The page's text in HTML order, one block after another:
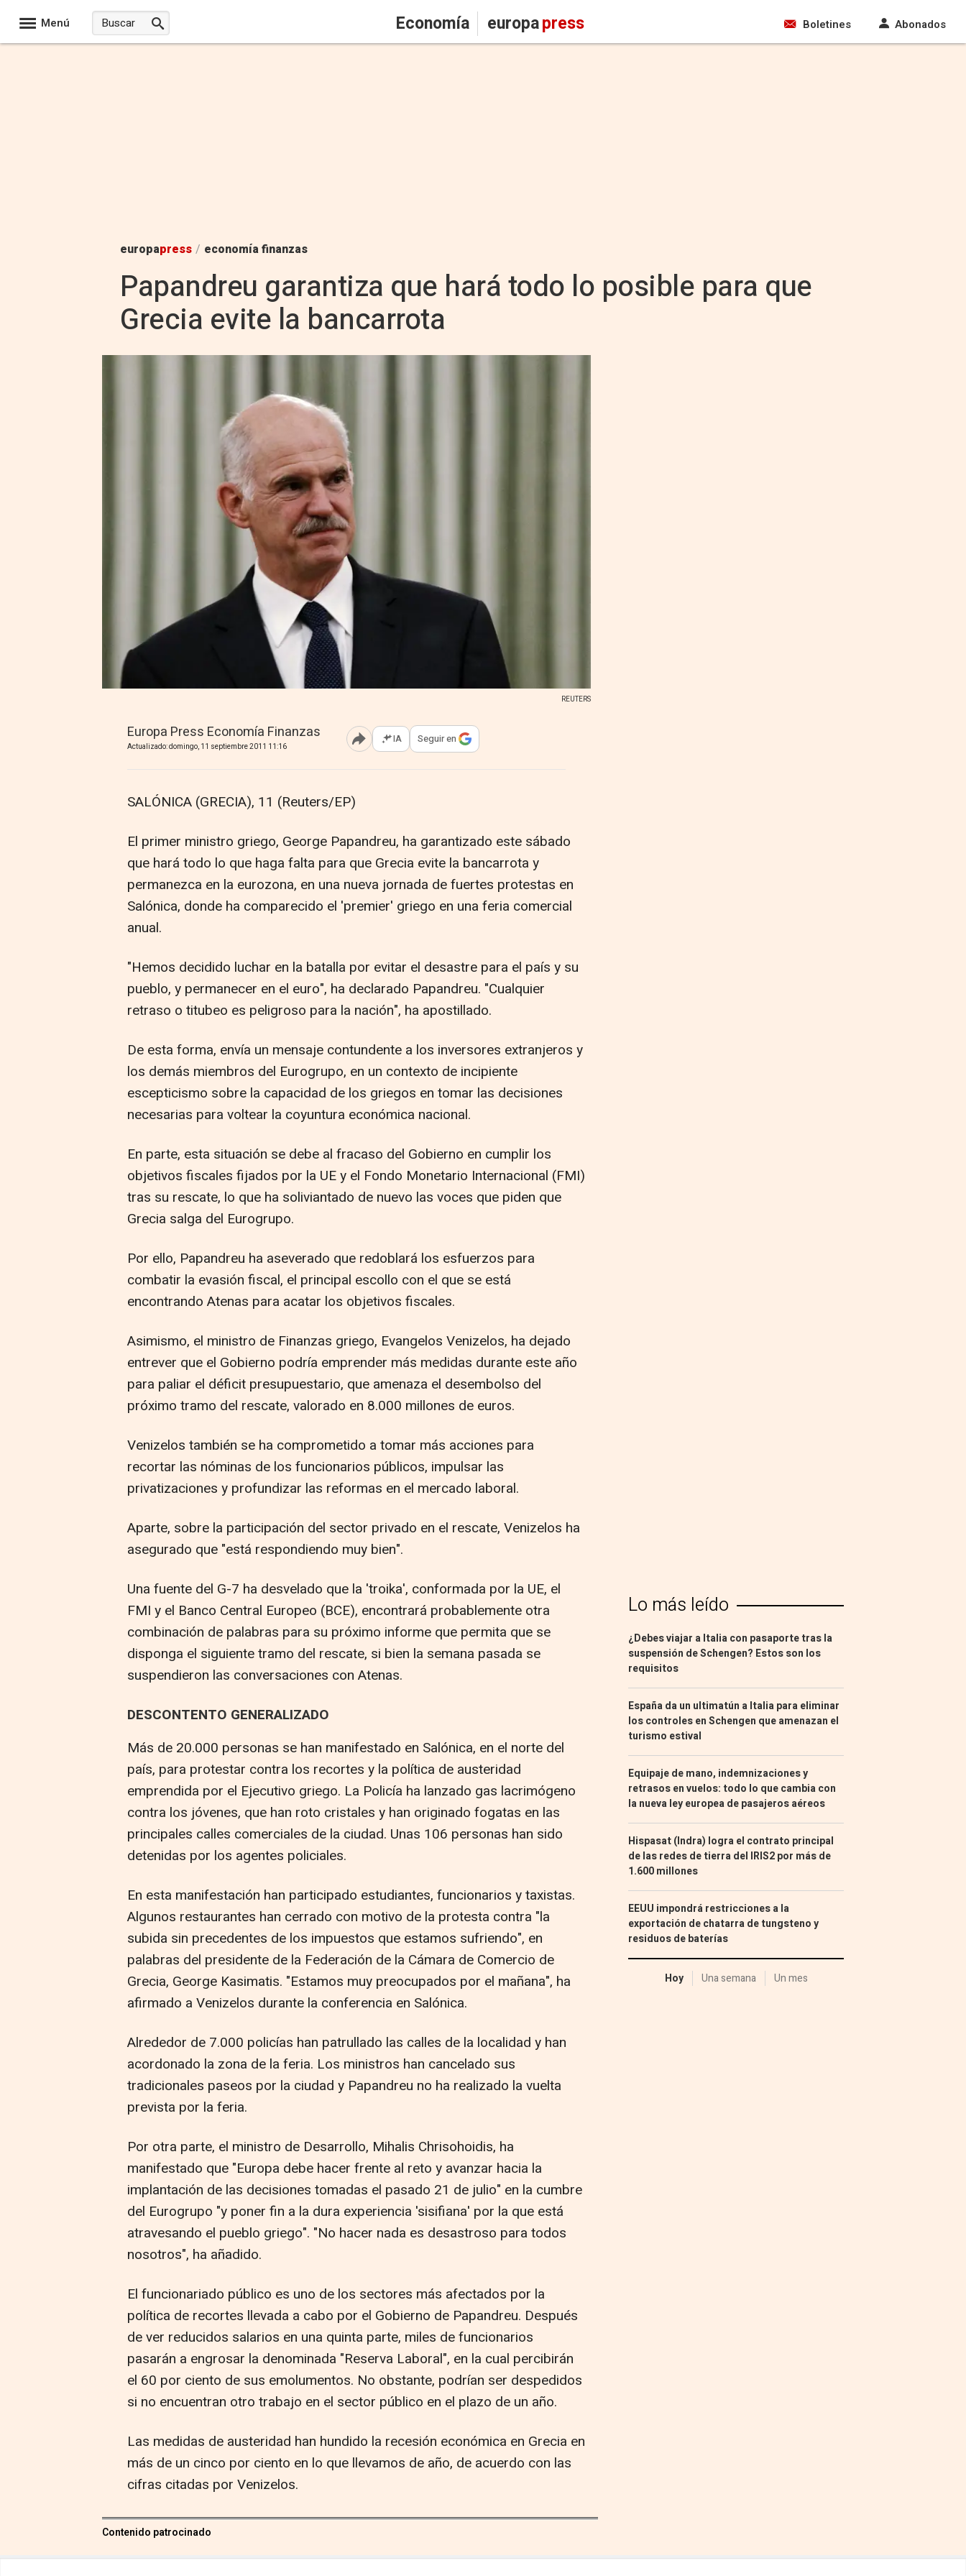
Menú Economía europapress Boletines Abonados
europapress / economía finanzas
Papandreu garantiza que hará todo lo posible para que
Grecia evite la bancarrota
REUTERS
Europa Press Economía Finanzas
Actualizado: domingo, 11 septiembre 2011 11:16 Abrir opciones para compartir
IA Seguir en
SALÓNICA (GRECIA), 11 (Reuters/EP)
El primer ministro griego, George Papandreu, ha garantizado este sábado
que hará todo lo que haga falta para que Grecia evite la bancarrota y
permanezca en la eurozona, en una nueva jornada de fuertes protestas en
Salónica, donde ha comparecido el 'premier' griego en una feria comercial
anual.
"Hemos decidido luchar en la batalla por evitar el desastre para el país y su
pueblo, y permanecer en el euro", ha declarado Papandreu. "Cualquier
retraso o titubeo es peligroso para la nación", ha apostillado.
De esta forma, envía un mensaje contundente a los inversores extranjeros y
los demás miembros del Eurogrupo, en un contexto de incipiente
escepticismo sobre la capacidad de los griegos en tomar las decisiones
necesarias para voltear la coyuntura económica nacional.
En parte, esta situación se debe al fracaso del Gobierno en cumplir los
objetivos fiscales fijados por la UE y el Fondo Monetario Internacional (FMI)
tras su rescate, lo que ha soliviantado de nuevo las voces que piden que
Grecia salga del Eurogrupo.
Por ello, Papandreu ha aseverado que redoblará los esfuerzos para
combatir la evasión fiscal, el principal escollo con el que se está
encontrando Atenas para acatar los objetivos fiscales.
Asimismo, el ministro de Finanzas griego, Evangelos Venizelos, ha dejado
entrever que el Gobierno podría emprender más medidas durante este año
para paliar el déficit presupuestario, que amenaza el desembolso del
próximo tramo del rescate, valorado en 8.000 millones de euros.
Venizelos también se ha comprometido a tomar más acciones para
recortar las nóminas de los funcionarios públicos, impulsar las
privatizaciones y profundizar las reformas en el mercado laboral.
Aparte, sobre la participación del sector privado en el rescate, Venizelos ha
asegurado que "está respondiendo muy bien".
Una fuente del G-7 ha desvelado que la 'troika', conformada por la UE, el
FMI y el Banco Central Europeo (BCE), encontrará probablemente otra
combinación de palabras para su próximo informe que permita que se
disponga el siguiente tramo del rescate, si bien la semana pasada se
suspendieron las conversaciones con Atenas.
DESCONTENTO GENERALIZADO
Más de 20.000 personas se han manifestado en Salónica, en el norte del
país, para protestar contra los recortes y la política de austeridad
emprendida por el Ejecutivo griego. La Policía ha lanzado gas lacrimógeno
contra los jóvenes, que han roto cristales y han originado fogatas en las
principales calles comerciales de la ciudad. Unas 106 personas han sido
detenidas por los agentes policiales.
En esta manifestación han participado estudiantes, funcionarios y taxistas.
Algunos restaurantes han cerrado con motivo de la protesta contra "la
subida sin precedentes de los impuestos que estamos sufriendo", en
palabras del presidente de la Federación de la Cámara de Comercio de
Grecia, George Kasimatis. "Estamos muy preocupados por el mañana", ha
afirmado a Venizelos durante la conferencia en Salónica.
Alrededor de 7.000 policías han patrullado las calles de la localidad y han
acordonado la zona de la feria. Los ministros han cancelado sus
tradicionales paseos por la ciudad y Papandreu no ha realizado la vuelta
prevista por la feria.
Por otra parte, el ministro de Desarrollo, Mihalis Chrisohoidis, ha
manifestado que "Europa debe hacer frente al reto y avanzar hacia la
implantación de las decisiones tomadas el pasado 21 de julio" en la cumbre
del Eurogrupo "y poner fin a la dura experiencia 'sisifiana' por la que está
atravesando el pueblo griego". "No hacer nada es desastroso para todos
nosotros", ha añadido.
El funcionariado público es uno de los sectores más afectados por la
política de recortes llevada a cabo por el Gobierno de Papandreu. Después
de ver reducidos salarios en una quinta parte, miles de funcionarios
pasarán a engrosar la denominada "Reserva Laboral", en la cual percibirán
el 60 por ciento de sus emolumentos. No obstante, podrían ser despedidos
si no encuentran otro trabajo en el sector público en el plazo de un año.
Las medidas de austeridad han hundido la recesión económica en Grecia en
más de un cinco por ciento en lo que llevamos de año, de acuerdo con las
cifras citadas por Venizelos.
Contenido patrocinado
Lo más leído
¿Debes viajar a Italia con pasaporte tras la
suspensión de Schengen? Estos son los
requisitos
España da un ultimatún a Italia para eliminar
los controles en Schengen que amenazan el
turismo estival
Equipaje de mano, indemnizaciones y
retrasos en vuelos: todo lo que cambia con
la nueva ley europea de pasajeros aéreos
Hispasat (Indra) logra el contrato principal
de las redes de tierra del IRIS2 por más de
1.600 millones
EEUU impondrá restricciones a la
exportación de chatarra de tungsteno y
residuos de baterías
Hoy Una semana Un mes